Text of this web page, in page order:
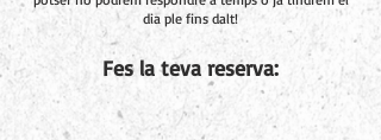
dia ple fins dalt!
Fes la teva reserva: